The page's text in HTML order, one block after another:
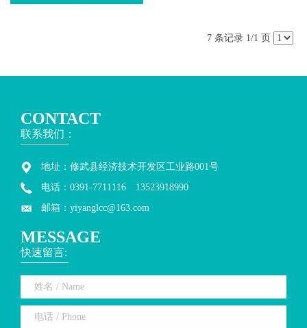
7 条记录 1/1 页
CONTACT
联系我们：
地址：修武县经济技术开发区工业路001号
电话：0391-7711116 13523918990
邮箱：yiyanglcc@163.com
MESSAGE
快速留言: